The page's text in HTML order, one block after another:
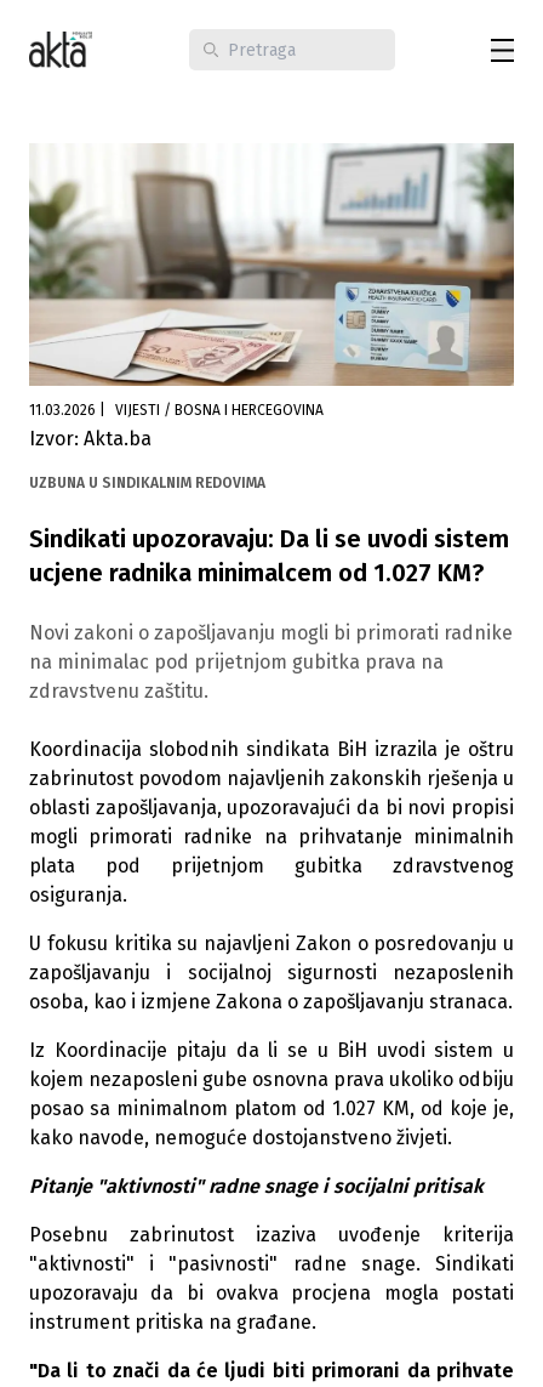
11.03.2026 VIJESTI / BOSNA I HERCEGOVINA
Izvor: Akta.ba
UZBUNA U SINDIKALNIM REDOVIMA
Sindikati upozoravaju: Da li se uvodi sistem
ucjene radnika minimalcem od 1.027 KM?
Novi zakoni o zapošljavanju mogli bi primorati radnike
na minimalac pod prijetnjom gubitka prava na
zdravstvenu zaštitu.
Koordinacija slobodnih sindikata BiH izrazila je oštru
zabrinutost povodom najavljenih zakonskih rješenja u
oblasti zapošljavanja, upozoravajući da bi novi propisi
mogli primorati radnike na prihvatanje minimalnih
plata pod prijetnjom gubitka zdravstvenog
osiguranja.
U fokusu kritika su najavljeni Zakon o posredovanju u
zapošljavanju i socijalnoj sigurnosti nezaposlenih
osoba, kao i izmjene Zakona o zapošljavanju stranaca.
Iz Koordinacije pitaju da li se u BiH uvodi sistem u
kojem nezaposleni gube osnovna prava ukoliko odbiju
posao sa minimalnom platom od 1.027 KM, od koje je,
kako navode, nemoguće dostojanstveno živjeti.
Pitanje "aktivnosti" radne snage i socijalni pritisak
Posebnu zabrinutost izaziva uvođenje kriterija
"aktivnosti" i "pasivnosti" radne snage. Sindikati
upozoravaju da bi ovakva procjena mogla postati
instrument pritiska na građane.
"Da li to znači da će ljudi biti primorani da prihvate